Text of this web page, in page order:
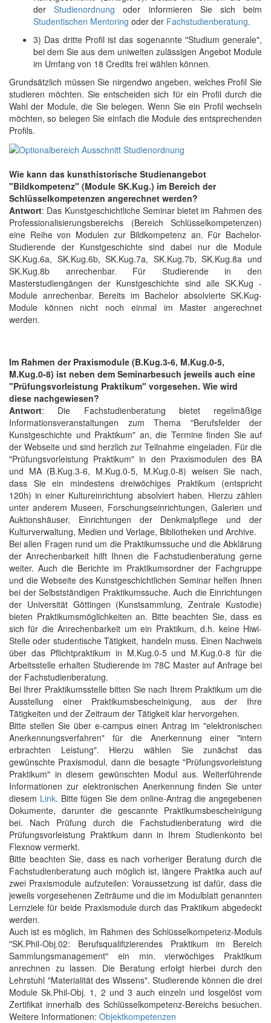
derStudienordnung oder informieren Sie sich beim
Studentischen Mentoring oder der Fachstudienberatung.
3) Das dritte Profil ist das sogenannte "Studium generale",
bei dem Sie aus dem uniweiten zulässigen Angebot Module
im Umfang von 18 Credits frei wählen können.
Grundsätzlich müssen Sie nirgendwo angeben, welches Profil Sie
studieren möchten. Sie entscheiden sich für ein Profil durch die
Wahl der Module, die Sie belegen. Wenn Sie ein Profil wechseln
möchten, so belegen Sie einfach die Module des entsprechenden
Profils.
Wie kann das kunsthistorische Studienangebot
"Bildkompetenz" (Module SK.Kug.) im Bereich der
Schlüsselkompetenzen angerechnet werden?
Antwort: Das Kunstgeschichtliche Seminar bietet im Rahmen des
Professionalisierungsbereichs (Bereich Schlüsselkompetenzen)
eine Reihe von Modulen zur Bildkompetenz an. Für Bachelor-
Studierende der Kunstgeschichte sind dabei nur die Module
SK.Kug.6a, SK.Kug.6b, SK.Kug.7a, SK.Kug.7b, SK.Kug.8a und
SK.Kug.8b anrechenbar. Für Studierende in den
Masterstudiengängen der Kunstgeschichte sind alle SK.Kug -
Module anrechenbar. Bereits im Bachelor absolvierte SK.Kug-
Module können nicht noch einmal im Master angerechnet
werden.
Im Rahmen der Praxismodule (B.Kug.3-6, M.Kug.0-5,
M.Kug.0-8) ist neben dem Seminarbesuch jeweils auch eine
"Prüfungsvorleistung Praktikum" vorgesehen. Wie wird
diese nachgewiesen?
Antwort: Die Fachstudienberatung bietet regelmäßige
Informationsveranstaltungen zum Thema "Berufsfelder der
Kunstgeschichte und Praktikum" an, die Termine finden Sie auf
der Webseite und sind herzlich zur Teilnahme eingeladen. Für die
"Prüfungsvorleistung Praktikum" in den Praxismodulen des BA
und MA (B.Kug.3-6, M.Kug.0-5, M.Kug.0-8) weisen Sie nach,
dass Sie ein mindestens dreiwöchiges Praktikum (entspricht
120h) in einer Kultureinrichtung absolviert haben. Hierzu zählen
unter anderem Museen, Forschungseinrichtungen, Galerien und
Auktionshäuser, Einrichtungen der Denkmalpflege und der
Kulturverwaltung, Medien und Verlage, Bibliotheken und Archive.
Bei allen Fragen rund um die Praktikumssuche und die Abklärung
der Anrechenbarkeit hilft Ihnen die Fachstudienberatung gerne
weiter. Auch die Berichte im Praktikumsordner der Fachgruppe
und die Webseite des Kunstgeschichtlichen Seminar helfen Ihnen
bei der Selbstständigen Praktikumssuche. Auch die Einrichtungen
der Universität Göttingen (Kunstsammlung, Zentrale Kustodie)
bieten Praktikumsmöglichkeiten an. Bitte beachten Sie, dass es
sich für die Anrechenbarkeit um ein Praktikum, d.h. keine Hiwi-
Stelle oder studentische Tätigkeit, handeln muss. Einen Nachweis
über das Pflichtpraktikum in M.Kug.0-5 und M.Kug.0-8 für die
Arbeitsstelle erhalten Studierende im 78C Master auf Anfrage bei
der Fachstudienberatung.
Bei Ihrer Praktikumsstelle bitten Sie nach Ihrem Praktikum um die
Ausstellung einer Praktikumsbescheinigung, aus der Ihre
Tätigkeiten und der Zeitraum der Tätigkeit klar hervorgehen.
Bitte stellen Sie über e-campus einen Antrag im "elektronischen
Anerkennungsverfahren" für die Anerkennung einer "intern
erbrachten Leistung". Hierzu wählen Sie zunächst das
gewünschte Praxismodul, dann die besagte "Prüfungsvorleistung
Praktikum" in diesem gewünschten Modul aus. Weiterführende
Informationen zur elektronischen Anerkennung finden Sie unter
diesem Link. Bitte fügen Sie dem online-Antrag die angegebenen
Dokumente, darunter die gescannte Praktikumsbescheinigung
bei. Nach Prüfung durch die Fachstudienberatung wird die
Prüfungsvorleistung Praktikum dann in Ihrem Studienkonto bei
Flexnow vermerkt.
Bitte beachten Sie, dass es nach vorheriger Beratung durch die
Fachstudienberatung auch möglich ist, längere Praktika auch auf
zwei Praxismodule aufzuteilen: Voraussetzung ist dafür, dass die
jeweils vorgesehenen Zeiträume und die im Modulblatt genannten
Lernziele für beide Praxismodule durch das Praktikum abgedeckt
werden.
Auch ist es möglich, im Rahmen des Schlüsselkompetenz-Moduls
"SK.Phil-Obj.02: Berufsqualifizierendes Praktikum im Bereich
Sammlungsmanagement" ein min. vierwöchiges Praktikum
anrechnen zu lassen. Die Beratung erfolgt hierbei durch den
Lehrstuhl "Materialität des Wissens". Studierende können die drei
Module Sk.Phil-Obj. 1, 2 und 3 auch einzeln und losgelöst vom
Zertifikat innerhalb des Schlüsselkompetenz-Bereichs besuchen.
Weitere Informationen: Objektkompetenzen